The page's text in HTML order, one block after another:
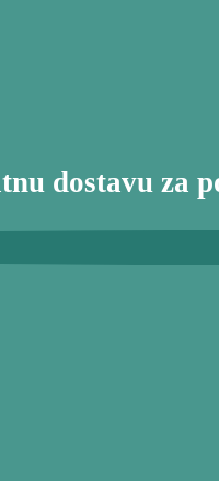
dostavu za